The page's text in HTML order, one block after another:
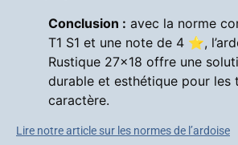
Conclusion : avec la norme
T1 S1 et une note de 4 ⭐,
Rustique 27×18 offre une
durable et esthétique pour les
caractère.
Lire notre article sur les normes de l’ardoise